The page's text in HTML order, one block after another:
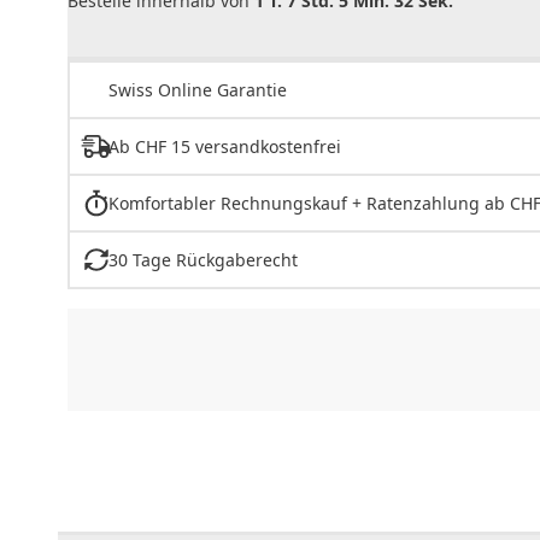
Swiss Online Garantie
Ab CHF 15 versandkostenfrei
Komfortabler Rechnungskauf + Ratenzahlung ab
30 Tage Rückgaberecht